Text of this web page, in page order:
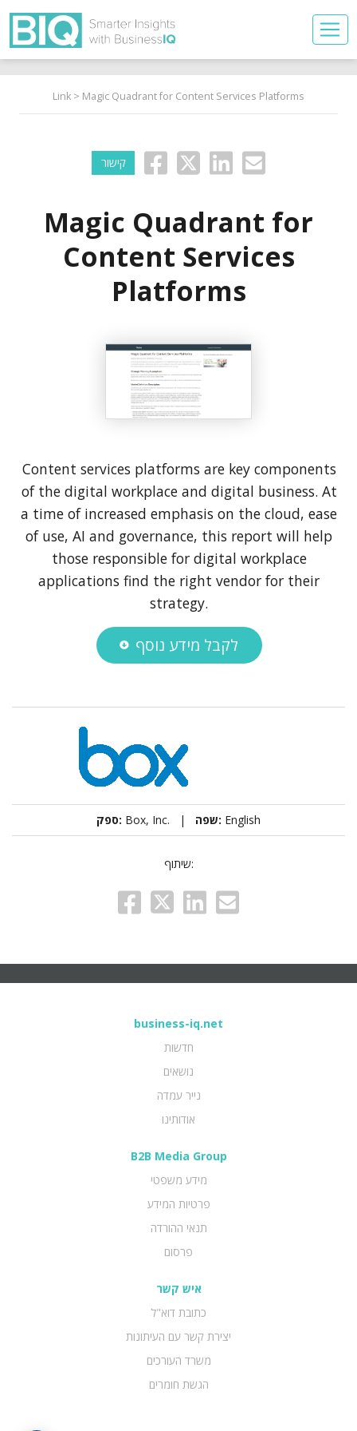
Link > Magic Quadrant for Content Services Platforms
קישור
Magic Quadrant for
Content Services
Platforms
Content services platforms are key components
of the digital workplace and digital business. At
a time of increased emphasis on the cloud, ease
of use, AI and governance, this report will help
those responsible for digital workplace
applications find the right vendor for their
strategy.
לקבל מידע נוסף
ספק: Box, Inc. | שפה: English
שיתוף:
business-iq.net
חדשות
נושאים
נייר עמדה
אודותינו
B2B Media Group
מידע משפטי
פרטיות המידע
תנאי ההורדה
פרסום
איש קשר
כתובת דוא"ל
יצירת קשר עם העיתונות
משרד העורכים
הגשת חומרים